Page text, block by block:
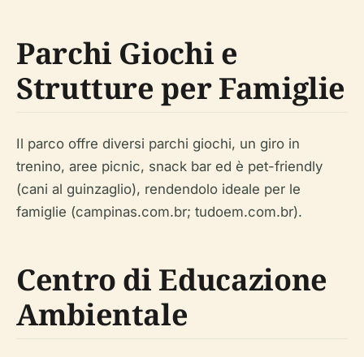
Parchi Giochi e
Strutture per Famiglie
Il parco offre diversi parchi giochi, un giro in
trenino, aree picnic, snack bar ed è pet-friendly
(cani al guinzaglio), rendendolo ideale per le
famiglie (campinas.com.br; tudoem.com.br).
Centro di Educazione
Ambientale